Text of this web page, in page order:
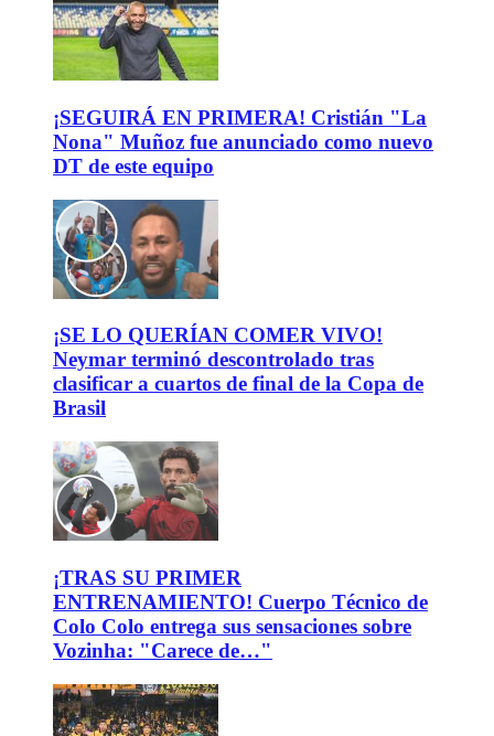
¡SEGUIRÁ EN PRIMERA! Cristián "La
Nona" Muñoz fue anunciado como nuevo
DT de este equipo
¡SE LO QUERÍAN COMER VIVO!
Neymar terminó descontrolado tras
clasificar a cuartos de final de la Copa de
Brasil
¡TRAS SU PRIMER
ENTRENAMIENTO! Cuerpo Técnico de
Colo Colo entrega sus sensaciones sobre
Vozinha: "Carece de…"